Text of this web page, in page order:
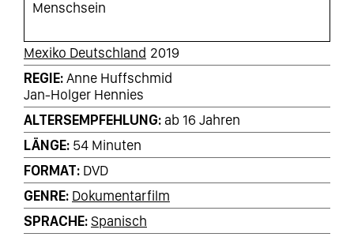
Menschsein
Mexiko Deutschland 2019
REGIE Anne Huffschmid
Jan-Holger Hennies
ALTERSEMPFEHLUNG ab 16 Jahren
LÄNGE 54 Minuten
FORMAT DVD
GENRE Dokumentarfilm
SPRACHE Spanisch